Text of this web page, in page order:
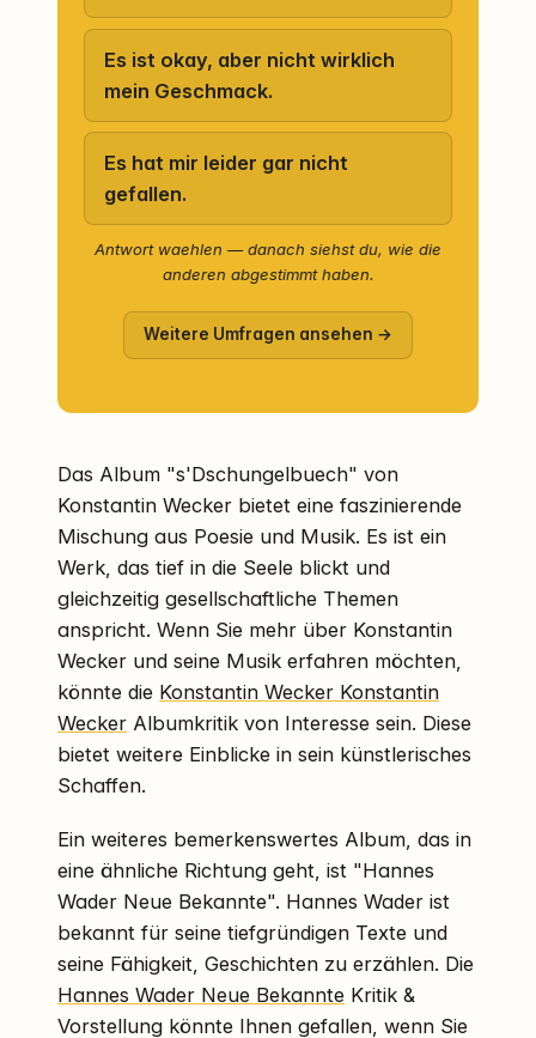
Es ist okay, aber nicht wirklich
mein Geschmack.
Es hat mir leider gar nicht
gefallen.
Antwort waehlen — danach siehst du, wie die
anderen abgestimmt haben.
Weitere Umfragen ansehen →
Das Album "s'Dschungelbuech" von
Konstantin Wecker bietet eine faszinierende
Mischung aus Poesie und Musik. Es ist ein
Werk, das tief in die Seele blickt und
gleichzeitig gesellschaftliche Themen
anspricht. Wenn Sie mehr über Konstantin
Wecker und seine Musik erfahren möchten,
könnte die Konstantin Wecker Konstantin
Wecker Albumkritik von Interesse sein. Diese
bietet weitere Einblicke in sein künstlerisches
Schaffen.
Ein weiteres bemerkenswertes Album, das in
eine ähnliche Richtung geht, ist "Hannes
Wader Neue Bekannte". Hannes Wader ist
bekannt für seine tiefgründigen Texte und
seine Fähigkeit, Geschichten zu erzählen. Die
Hannes Wader Neue Bekannte Kritik &
Vorstellung könnte Ihnen gefallen, wenn Sie